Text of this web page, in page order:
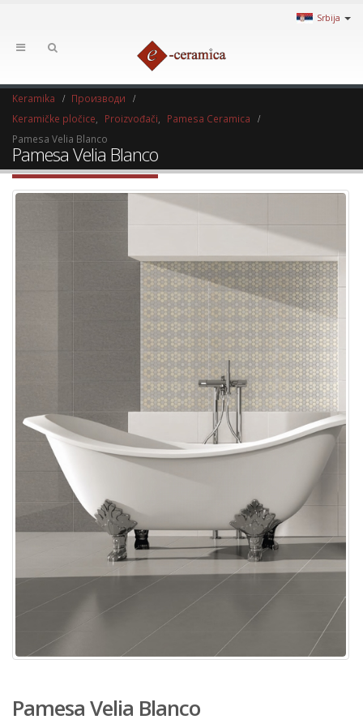
Srbija
Keramika
Производи
Keramičke pločice
Proizvođači
Pamesa Ceramica
Pamesa Velia Blanco
Pamesa Velia Blanco
Pamesa Velia Blanco